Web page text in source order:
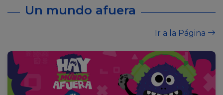
Un mundo afuera
Ir a la Página